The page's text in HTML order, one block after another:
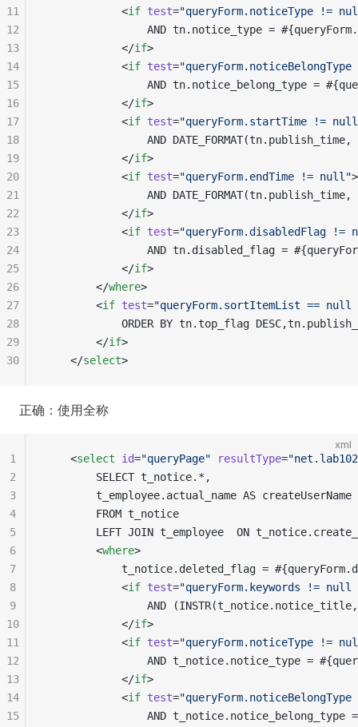
            <
if test="queryForm.noticeType !=
AND tn.notice_type =
            </
if>
            <
if test="
AND tn.notice_belong_type =
            </
if>
            <
if test="queryForm.startTime != null
AND
            </
if>
            <
if test="queryForm.endTime != null ">
AND
            </
if>
            <
if test="queryForm.disabledFlag !=
AND tn.disabled_flag =
            </
if>
        </
where>
        <
if test="queryForm.sortItemList ==
ORDER BY tn.top_flag
        </
if>
    </
select>
11
12
13
14
15
16
17
18
19
20
21
22
23
24
25
26
27
28
29
30
正确：使用全称
xml
    <
select id="queryPage" resultType="
        SELECT t_notice.*,
        t_employee.actual_name AS createUserName
        FROM t_notice
LEFT JOIN t_employee  ON
        <
where>
t_notice.deleted_flag =
            <
if test="queryForm.keywords !=
AND
            </
if>
            <
if test="queryForm.noticeType !=
AND t_notice.notice_type =
            </
if>
            <
if test="
AND t_notice.notice_belong_type
1
2
3
4
5
6
7
8
9
10
11
12
13
14
15